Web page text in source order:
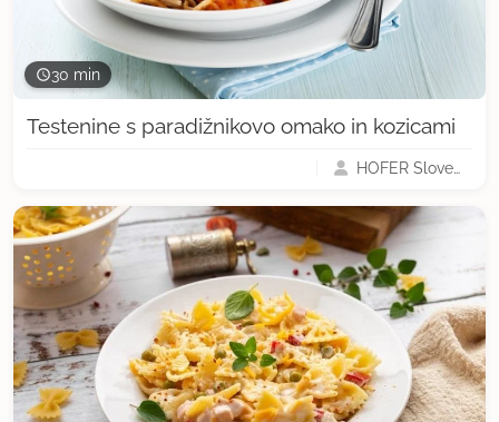
30 min
Testenine s paradižnikovo omako in kozicami
HOFER Slovenija